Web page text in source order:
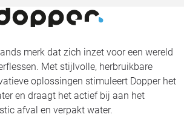
merk dat zich inzet voor een wereld
Met stijlvolle, herbruikbare
oplossingen stimuleert Dopper het
en draagt het actief bij aan het
afval en verpakt water.